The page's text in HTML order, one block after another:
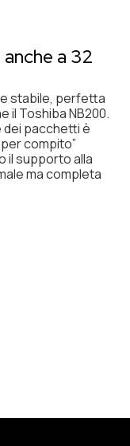
anche a 32
stabile, perfetta
il Toshiba NB200.
dei pacchetti è
compito”
il supporto alla
ma completa